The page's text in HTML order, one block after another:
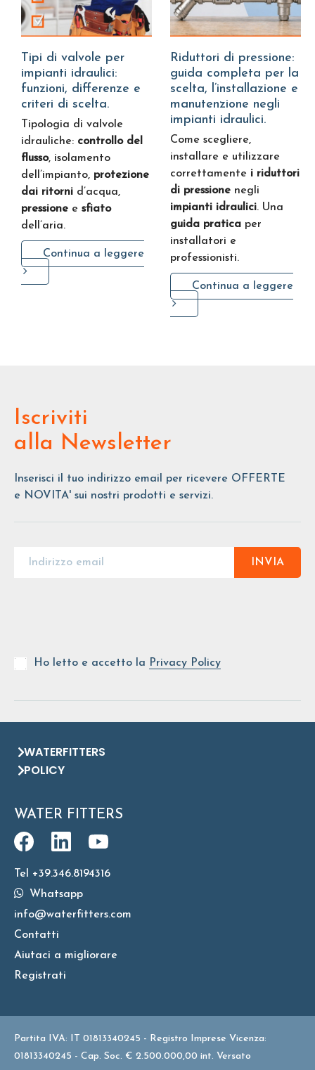
Tipi di valvole per
impianti idraulici:
funzioni, differenze e
criteri di scelta.
Tipologia di valvole
idrauliche: controllo del
flusso, isolamento
dell’impianto, protezione
dai ritorni d’acqua,
pressione e sfiato
dell’aria.
Continua a leggere
Riduttori di pressione:
guida completa per la
scelta, l’installazione e
manutenzione negli
impianti idraulici.
Come scegliere,
installare e utilizzare
correttamente i riduttori
di pressione negli
impianti idraulici. Una
guida pratica per
installatori e
professionisti.
Continua a leggere
Iscriviti
alla Newsletter
Inserisci il tuo indirizzo email per ricevere OFFERTE
e NOVITA' sui nostri prodotti e servizi.
INVIA
Ho letto e accetto la Privacy Policy
WATERFITTERS
POLICY
WATER FITTERS
Tel +39.346.8194316
Whatsapp
info@waterfitters.com
Contatti
Aiutaci a migliorare
Registrati
Partita IVA: IT 01813340245 - Registro Imprese Vicenza:
01813340245 - Cap. Soc. € 2.500.000,00 int. Versato